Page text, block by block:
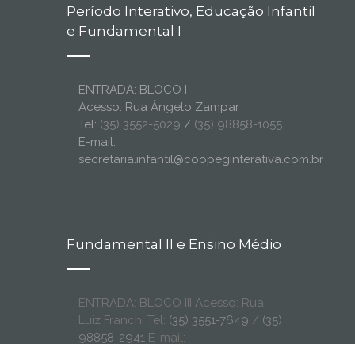
Período Interativo, Educação Infantil
e Fundamental I
ENTRADA: BLOCO I
Acesso: Rua Ângelo Zampar
Tel: (35) 3552-5029 / (35) 98858-1055
E-mail:
secretaria.infantil@coopeginterativa.com.br
Fundamental II e Ensino Médio
ENTRADA: BLOCO III Acesso: Rua
Luiz Franchi Tel: (35) 3551-7649 / (35)
98858-2941 E-mail: